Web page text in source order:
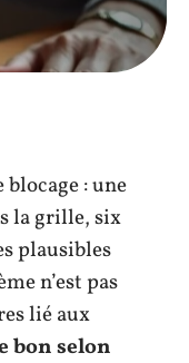
: une
la grille, six
plausibles
n’est pas
lié aux
bon selon